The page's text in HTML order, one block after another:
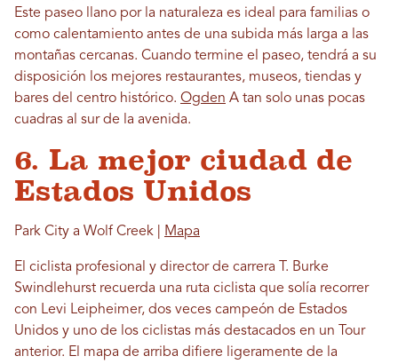
Este paseo llano por la naturaleza es ideal para familias o
como calentamiento antes de una subida más larga a las
montañas cercanas. Cuando termine el paseo, tendrá a su
disposición los mejores restaurantes, museos, tiendas y
bares del centro histórico. Ogden A tan solo unas pocas
cuadras al sur de la avenida.
6. La mejor ciudad de
Estados Unidos
Park City a Wolf Creek | Mapa
El ciclista profesional y director de carrera T. Burke
Swindlehurst recuerda una ruta ciclista que solía recorrer
con Levi Leipheimer, dos veces campeón de Estados
Unidos y uno de los ciclistas más destacados en un Tour
anterior. El mapa de arriba difiere ligeramente de la